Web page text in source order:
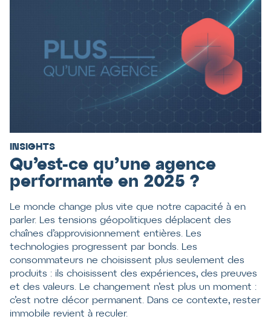
INSIGHTS
Qu’est-ce qu’une agence
performante en 2025 ?
Le monde change plus vite que notre capacité à en
parler. Les tensions géopolitiques déplacent des
chaînes d’approvisionnement entières. Les
technologies progressent par bonds. Les
consommateurs ne choisissent plus seulement des
produits : ils choisissent des expériences, des preuves
et des valeurs. Le changement n’est plus un moment :
c’est notre décor permanent. Dans ce contexte, rester
immobile revient à reculer.